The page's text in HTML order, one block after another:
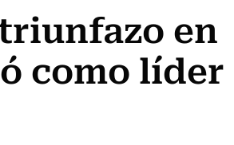
en
como líder